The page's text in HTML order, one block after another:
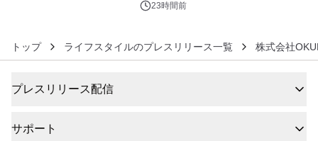
るパッケージ～ 9月1日(火)秋田県内で
23時間前
トップ ライフスタイルのプレスリリース一覧 株式会社
プレスリリース配信
サポート